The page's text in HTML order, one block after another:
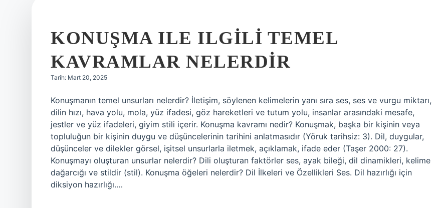
KONUŞMA ILE ILGILI TEMEL
KAVRAMLAR NELERDIR
Tarih: Mart 20, 2025
Konuşmanın temel unsurları nelerdir? İletişim, söylenen kelimelerin yanı sıra ses, ses ve vurgu miktarı,
dilin hızı, hava yolu, mola, yüz ifadesi, göz hareketleri ve tutum yolu, insanlar arasındaki mesafe,
jestler ve yüz ifadeleri, giyim stili içerir. Konuşma kavramı nedir? Konuşmak, başka bir kişinin veya
topluluğun bir kişinin duygu ve düşüncelerinin tarihini anlatmasıdır (Yöruk tarihsiz: 3). Dil, duygular,
düşünceler ve dilekler görsel, işitsel unsurlarla iletmek, açıklamak, ifade eder (Taşer 2000: 27).
Konuşmayı oluşturan unsurlar nelerdir? Dili oluşturan faktörler ses, ayak bileği, dil dinamikleri, kelime
dağarcığı ve stildir (stil). Konuşma öğeleri nelerdir? Dil İlkeleri ve Özellikleri Ses. Dil hazırlığı için
diksiyon hazırlığı.…